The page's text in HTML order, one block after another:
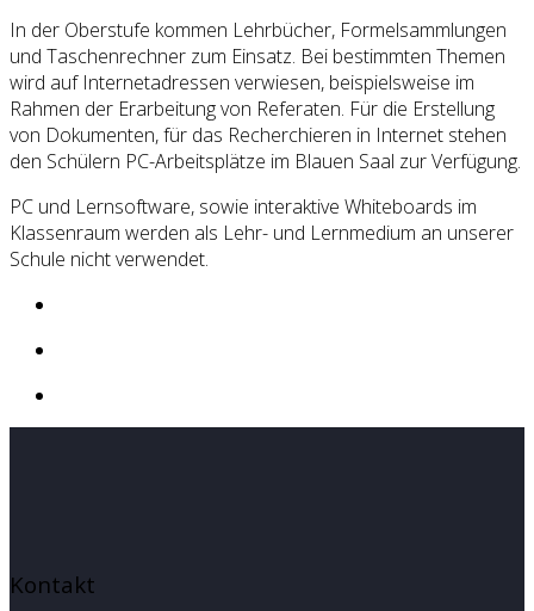
In der Oberstufe kommen Lehrbücher, Formelsammlungen
und Taschenrechner zum Einsatz. Bei bestimmten Themen
wird auf Internetadressen verwiesen, beispielsweise im
Rahmen der Erarbeitung von Referaten. Für die Erstellung
von Dokumenten, für das Recherchieren in Internet stehen
den Schülern PC-Arbeitsplätze im Blauen Saal zur Verfügung.
PC und Lernsoftware, sowie interaktive Whiteboards im
Klassenraum werden als Lehr- und Lernmedium an unserer
Schule nicht verwendet.
Kontakt